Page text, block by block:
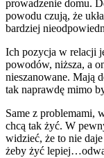
prowadzenie domu.
powodu czują, że
bardziej
Ich pozycja w relacji
powodów, niższa, a
nieszanowane. Mają
tak naprawdę mimo
Same z problemami,
chcą tak żyć. W
widzieć, że to nie
żeby żyć